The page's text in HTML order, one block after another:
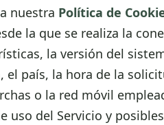
nuestra Política de
la que se realiza la
la versión del
el país, la hora de la
o la red móvil
uso del Servicio y